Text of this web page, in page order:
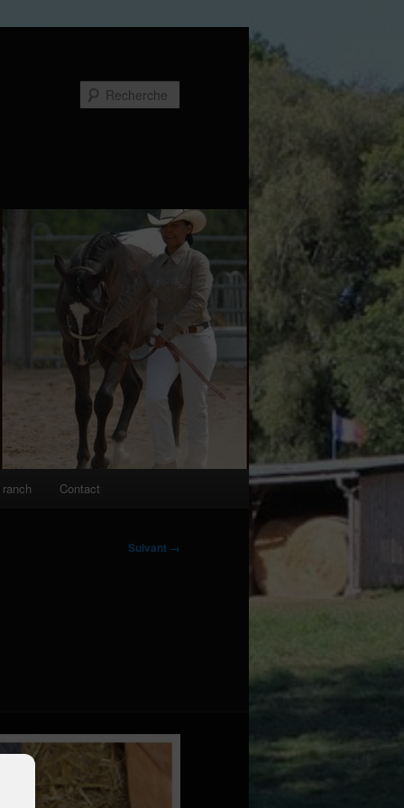
Contact
Suivant →